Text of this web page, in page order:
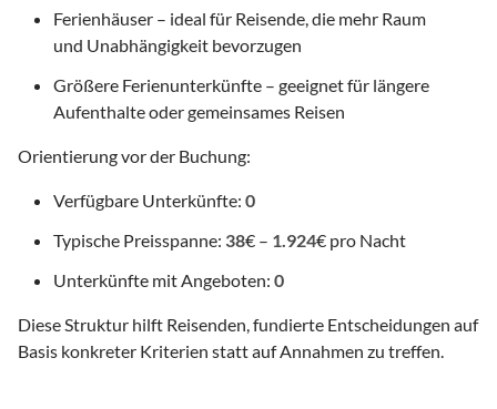
Ferienhäuser – ideal für Reisende, die mehr Raum
und Unabhängigkeit bevorzugen
Größere Ferienunterkünfte – geeignet für längere
Aufenthalte oder gemeinsames Reisen
Orientierung vor der Buchung:
Verfügbare Unterkünfte: 0
Typische Preisspanne: 38€ – 1.924€ pro Nacht
Unterkünfte mit Angeboten: 0
Diese Struktur hilft Reisenden, fundierte Entscheidungen auf
Basis konkreter Kriterien statt auf Annahmen zu treffen.